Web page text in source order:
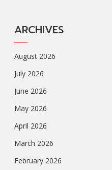
ARCHIVES
August 2026
July 2026
June 2026
May 2026
April 2026
March 2026
February 2026